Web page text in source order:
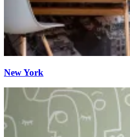
New York